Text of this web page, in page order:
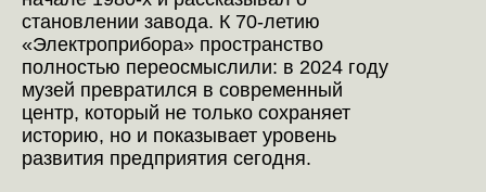
становлении завода. К 70-летию
«Электроприбора» пространство
полностью переосмыслили: в 2024 году
музей превратился в современный
центр, который не только сохраняет
историю, но и показывает уровень
развития предприятия сегодня.